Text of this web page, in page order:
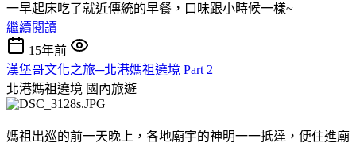
一早起床吃了就近傳統的早餐，口味跟小時候一樣~
繼續閱讀
15年前
漢堡哥文化之旅─北港媽祖遶境 Part 2
北港媽祖遶境 國內旅遊
媽祖出巡的前一天晚上，各地廟宇的神明一一抵達，便住進廟